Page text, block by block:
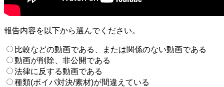
報告内容を以下から選んでください。
比較などの動画である、または関係のない動画である
動画が削除、非公開である
法律に反する動画である
種類(ボイパ対決/素材)が間違えている